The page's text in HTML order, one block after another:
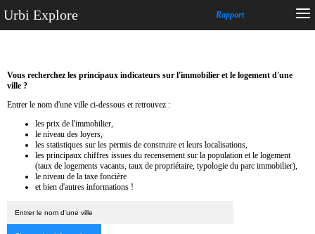
Urbi Explore Rapport
Vous recherchez les principaux indicateurs sur l'immobilier et le logement d'une
ville ?
Entrer le nom d'une ville ci-dessous et retrouvez :
les prix de l'immobilier,
le niveau des loyers,
les statistiques sur les permis de construire et leurs localisations,
les principaux chiffres issues du recensement sur la population et le logement
(taux de logements vacants, taux de propriétaire, typologie du parc immobilier),
le niveau de la taxe foncière
et bien d'autres informations !